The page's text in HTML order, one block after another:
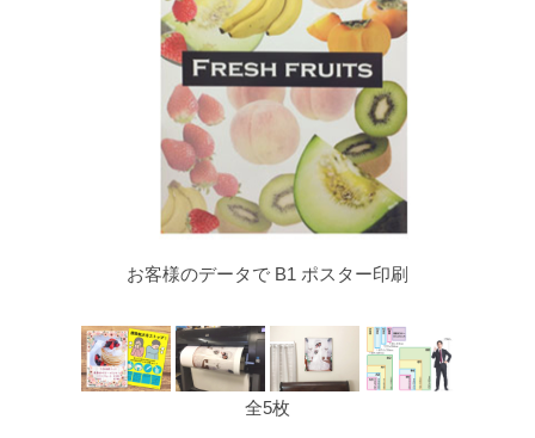
お客様のデータで B1 ポスター印刷
全5枚